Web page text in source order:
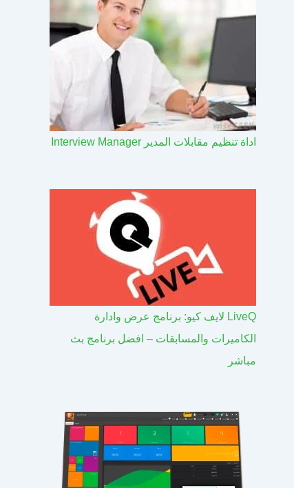
اداة تنظيم مقابلات المدير Interview Manager
LiveQ لايف كيو: برنامج عرض وادارة
الكاميرات والمسابقات – افضل برنامج بث
مباشر